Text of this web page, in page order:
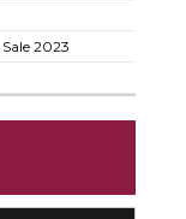
2023